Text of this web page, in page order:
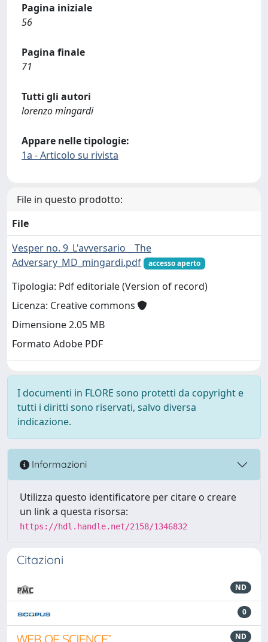
Pagina iniziale
56
Pagina finale
71
Tutti gli autori
lorenzo mingardi
Appare nelle tipologie:
1a - Articolo su rivista
File in questo prodotto:
File
Vesper no. 9_L'avversario _ The
Adversary_MD_mingardi.pdf
accesso aperto
Tipologia: Pdf editoriale (Version of record)
Licenza: Creative commons
Dimensione 2.05 MB
Formato Adobe PDF
I documenti in FLORE sono protetti da copyright e
tutti i diritti sono riservati, salvo diversa
indicazione.
Informazioni
Utilizza questo identificatore per citare o creare
un link a questa risorsa:
https://hdl.handle.net/2158/1346832
Citazioni
ND
0
ND